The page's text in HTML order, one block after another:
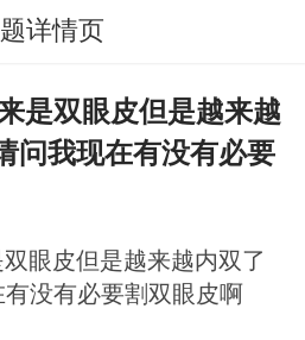
详情页
是双眼皮但是越来越
问我现在有没有必要
眼皮但是越来越内双了
没有必要割双眼皮啊